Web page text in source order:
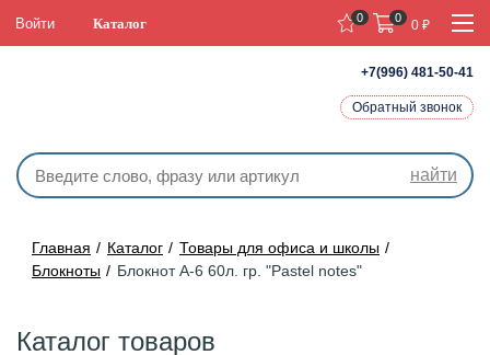
+7(996) 481-50-41
Обратный звонок
Войти Каталог
найти
0 0
0 ₽
Главная Каталог
Товары для офиса и школы
Блокноты
Блокнот А-6 60л. гр. "Pastel notes"
Каталог товаров